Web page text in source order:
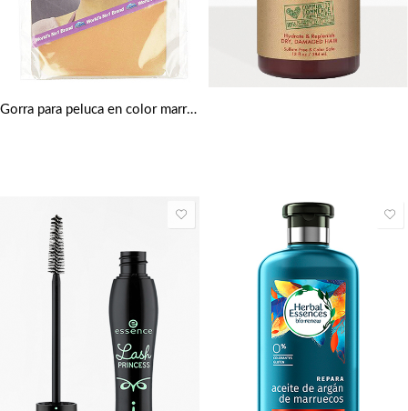
Gorra para peluca en color marrón claro